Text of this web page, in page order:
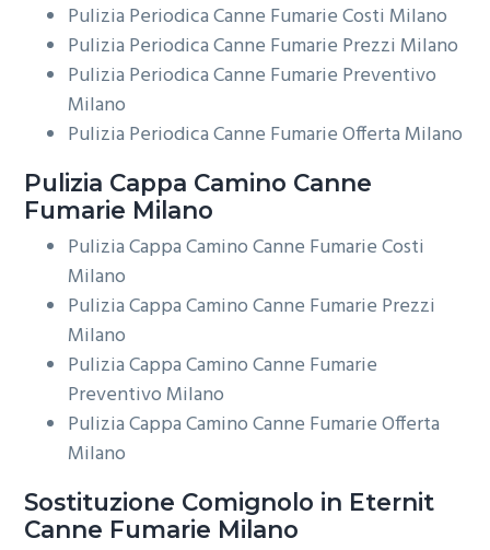
Pulizia Periodica Canne Fumarie Costi Milano
Pulizia Periodica Canne Fumarie Prezzi Milano
Pulizia Periodica Canne Fumarie Preventivo
Milano
Pulizia Periodica Canne Fumarie Offerta Milano
Pulizia Cappa Camino Canne
Fumarie Milano
Pulizia Cappa Camino Canne Fumarie Costi
Milano
Pulizia Cappa Camino Canne Fumarie Prezzi
Milano
Pulizia Cappa Camino Canne Fumarie
Preventivo Milano
Pulizia Cappa Camino Canne Fumarie Offerta
Milano
Sostituzione Comignolo in Eternit
Canne Fumarie Milano